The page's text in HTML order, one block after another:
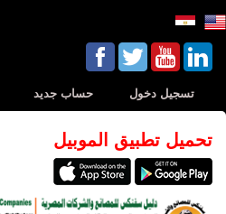
تسجيل دخول حساب جديد
تحميل تطبيق الموبيل